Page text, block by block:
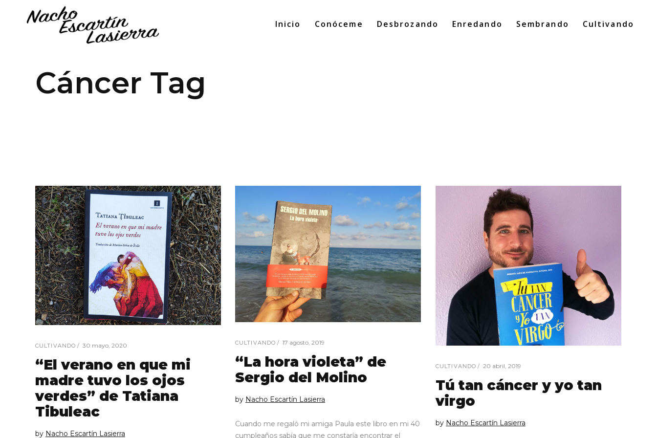
Inicio Conóceme Desbrozando Enredando Sembrando Cultivando
Cáncer Tag
CULTIVANDO 30 mayo, 2020
“El verano en que mi
madre tuvo los ojos
verdes” de Tatiana
Tibuleac
by Nacho Escartín Lasierra
CULTIVANDO 17 agosto, 2019
“La hora violeta” de
Sergio del Molino
by Nacho Escartín Lasierra
Cuando me regaló mi amiga Paula este libro en mi 40
cumpleaños sabía que me constaría encontrar el
CULTIVANDO 20 abril, 2019
Tú tan cáncer y yo tan
virgo
by Nacho Escartín Lasierra